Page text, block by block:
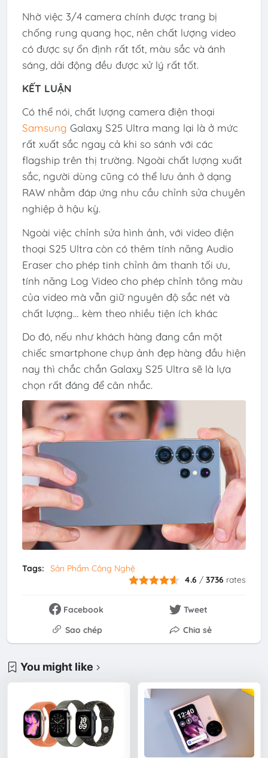
Nhờ việc 3/4 camera chính được trang bị
chống rung quang học, nên chất lượng video
có được sự ổn định rất tốt, màu sắc và ánh
sáng, dải động đều được xử lý rất tốt.
KẾT LUẬN
Có thể nói, chất lượng camera điện thoại
Samsung Galaxy S25 Ultra mang lại là ở mức
rất xuất sắc ngay cả khi so sánh với các
flagship trên thị trường. Ngoài chất lượng xuất
sắc, người dùng cũng có thể lưu ảnh ở dạng
RAW nhằm đáp ứng nhu cầu chỉnh sửa chuyên
nghiệp ở hậu kỳ.
Ngoài việc chỉnh sửa hình ảnh, với video điện
thoại S25 Ultra còn có thêm tính năng Audio
Eraser cho phép tinh chỉnh âm thanh tối ưu,
tính năng Log Video cho phép chỉnh tông màu
của video mà vẫn giữ nguyên độ sắc nét và
chất lượng… kèm theo nhiều tiện ích khác
Do đó, nếu như khách hàng đang cần một
chiếc smartphone chụp ảnh đẹp hàng đầu hiện
nay thì chắc chắn Galaxy S25 Ultra sẽ là lựa
chọn rất đáng để cân nhắc.
Tags:
Sản Phẩm Công Nghệ
4.6 /3736 rates
Facebook
Tweet
Sao chép
Chia sẻ
You might like